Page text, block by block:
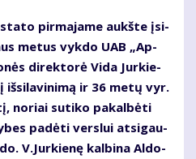
pir­ma­ja­me aukš­te įsi­
me­tus vyk­do UAB „Ap­
di­rek­to­rė Vi­da Jur­kie­
ir 36 me­tų vyr.
no­riai su­ti­ko pa­kal­bė­ti
pa­dė­ti ver­slui at­si­gau­
V.Jur­kie­nę kal­bi­na Al­do­